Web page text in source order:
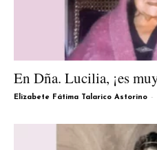
En Dña. Lucilia, ¡es
Elizabete Fátima Talarico Astorino -